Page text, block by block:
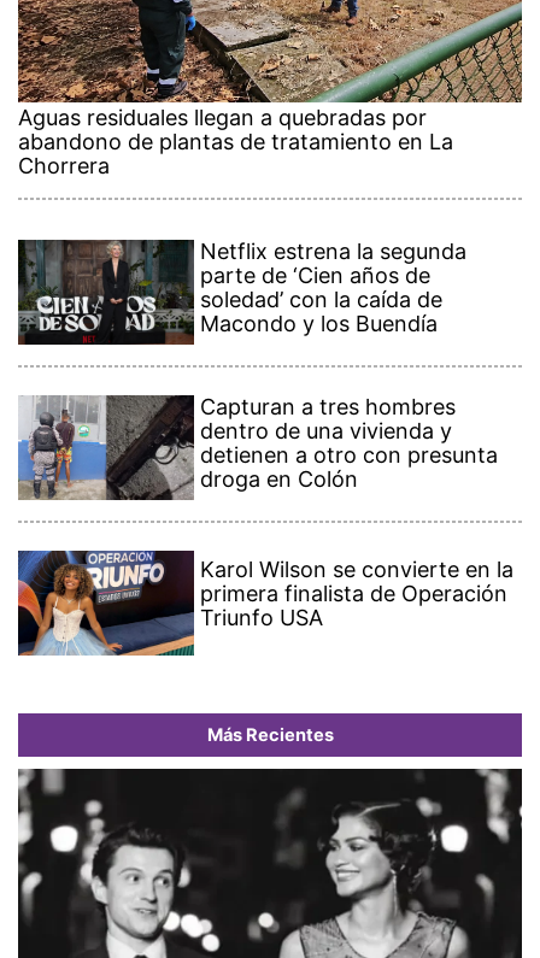
Aguas residuales llegan a quebradas por
abandono de plantas de tratamiento en La
Chorrera
Netflix estrena la segunda
parte de ‘Cien años de
soledad’ con la caída de
Macondo y los Buendía
Capturan a tres hombres
dentro de una vivienda y
detienen a otro con presunta
droga en Colón
Karol Wilson se convierte en la
primera finalista de Operación
Triunfo USA
Más Recientes